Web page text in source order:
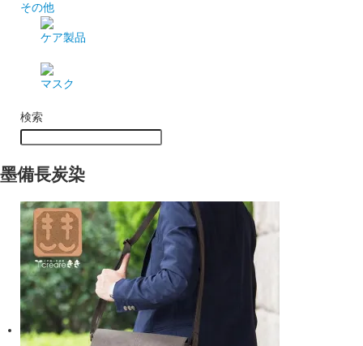
その他
ケア製品
マスク
検索
墨備長炭染